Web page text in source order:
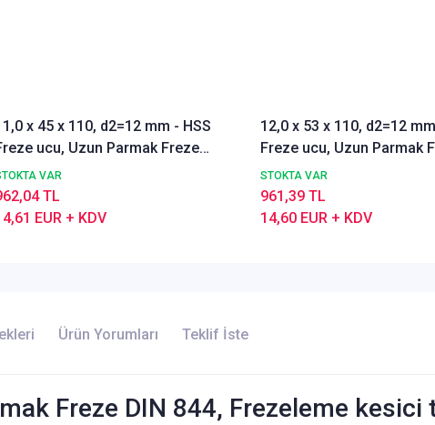
x 45 x 110, d2=12 mm - HSS
ucu, Uzun Parmak Freze
Frezeleme kesici takım,
VAR
EUR + KDV
TL
12,0 x 53 x 110, d2=12
Freze ucu, Uzun Parmak
DIN844, Frezeleme kesici
Z=4
STOKTA VAR
14,60 EUR + KDV
961,39 TL
Ürün Yorumları Teklif İste
Freze DIN 844, Frezeleme kesici